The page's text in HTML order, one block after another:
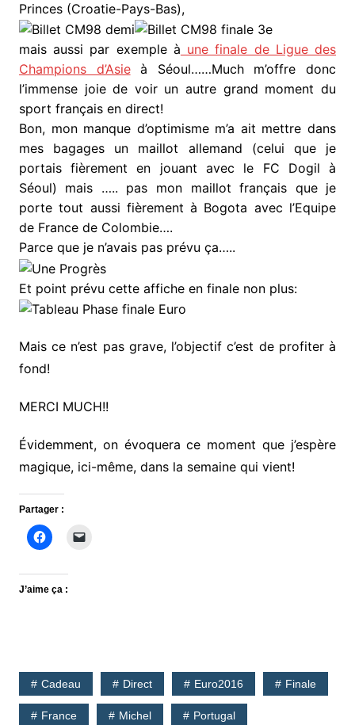
Princes (Croatie-Pays-Bas),
mais aussi par exemple à une finale de Ligue des
Champions d’Asieà Séoul……Much m’offre donc
l’immense joie de voir un autre grand moment du
sport français en direct!
Bon, mon manque d’optimisme m’a ait mettre dans
mes bagages un maillot allemand (celui que je
portais fièrement en jouant avec le FC Dogil à
Séoul) mais ….. pas mon maillot français que je
porte tout aussi fièrement à Bogota avec l’Equipe
de France de Colombie….
Parce que je n’avais pas prévu ça…..
Et point prévu cette affiche en finale non plus:
Mais ce n’est pas grave, l’objectif c’est de profiter à
fond!
MERCI MUCH!!
Évidemment, on évoquera ce moment que j’espère
magique, ici-même, dans la semaine qui vient!
Partager :
J’aime ça :
Cadeau Direct Euro2016 Finale
France Michel Portugal